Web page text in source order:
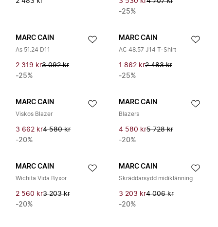
-25%
MARC CAIN
As 51.24 D11
2 319 kr3 092 kr
-25%
MARC CAIN
AC 48.57 J14 T-Shirt
1 862 kr2 483 kr
-25%
MARC CAIN
Viskos Blazer
3 662 kr4 580 kr
-20%
MARC CAIN
Blazers
4 580 kr5 728 kr
-20%
MARC CAIN
Wichita Vida Byxor
2 560 kr3 203 kr
-20%
MARC CAIN
Skräddarsydd midiklänning
3 203 kr4 006 kr
-20%